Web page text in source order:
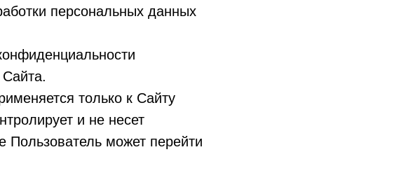
персональных данных
только к Сайту
и не несет
Пользователь может перейти